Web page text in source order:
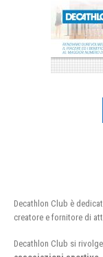
Decathlon Club è
creatore e fornitore di
Decathlon Club si